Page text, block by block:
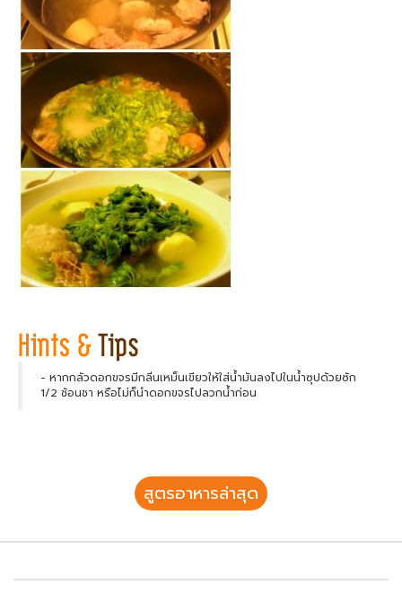
- หากกลัวดอกขจรมีกลิ่นเหม็นเขียวให้ใส่น้ำมันลงไปในน้ำซุปด้วยซัก
1/2 ช้อนชา หรือไม่ก็นำดอกขจรไปลวกน้ำก่อน
สูตรอาหารล่าสุด